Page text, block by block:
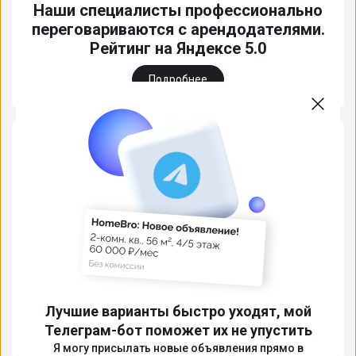
Наши специалисты профессионально
переговариваются с арендодателями.
Рейтинг на Яндексе 5.0
Подробнее
Сдача: сдан, 1 кв. 2026г. · одно объявление
17 636 640 ₽
Без комиссии
ИсточникДомклик
Лучшие варианты быстро уходят, мой
Телеграм-бот поможет их не упустить
Я могу присылать новые объявления прямо в